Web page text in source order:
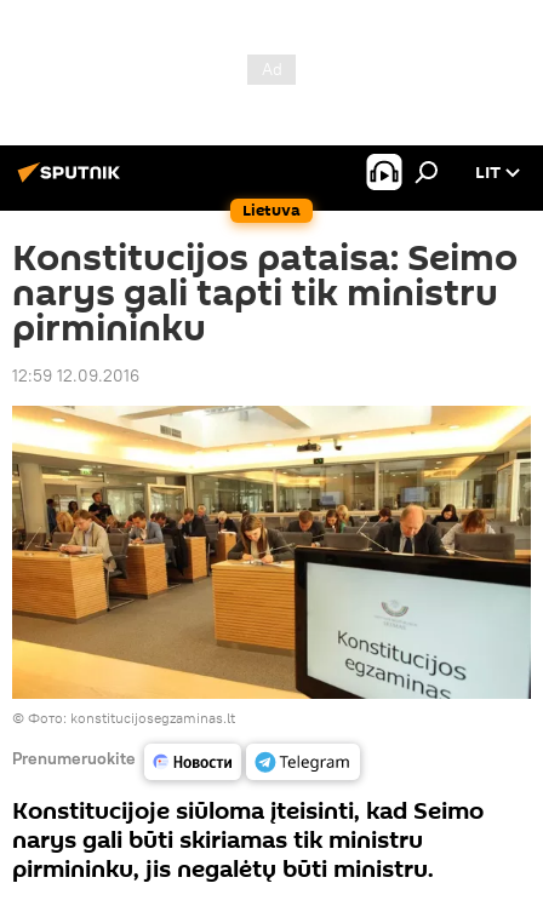
Lietuva
LIT
Konstitucijos pataisa: Seimo
narys gali tapti tik ministru
pirmininku
12:59 12.09.2016
© Фото: konstitucijosegzaminas.lt
Prenumeruokite
Konstitucijoje siūloma įteisinti, kad Seimo
narys gali būti skiriamas tik ministru
pirmininku, jis negalėtų būti ministru.